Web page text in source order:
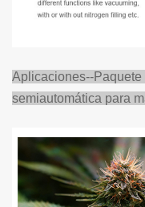
Aplicaciones--Paquete
semiautomática para